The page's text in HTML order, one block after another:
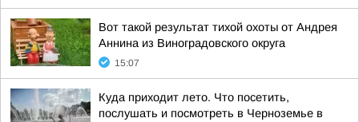
Вот такой результат тихой охоты от Андрея
Аннина из Виноградовского округа
15:07
Куда приходит лето. Что посетить,
послушать и посмотреть в Черноземье в